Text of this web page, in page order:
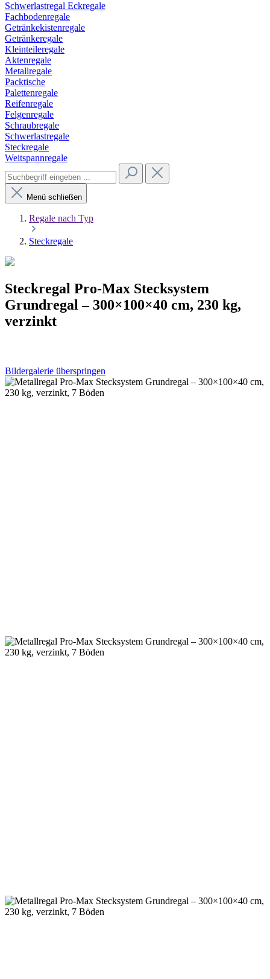
Schwerlastregal Eckregale
Fachbodenregale
Getränkekistenregale
Getränkeregale
Kleinteileregale
Aktenregale
Metallregale
Packtische
Palettenregale
Reifenregale
Felgenregale
Schraubregale
Schwerlastregale
Steckregale
Weitspannregale
Menü schließen
Regale nach Typ
Steckregale
Steckregal Pro-Max Stecksystem
Grundregal – 300×100×40 cm, 230 kg,
verzinkt
Bildergalerie überspringen